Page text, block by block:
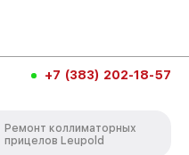
+7 (383) 202-18-57
Ремонт коллиматорных
прицелов Leupold